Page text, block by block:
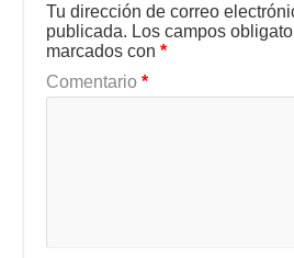
Tu dirección de correo
publicada. Los campos
marcados con*
Comentario*